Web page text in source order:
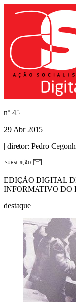
nº 45
29 Abr 2015
| diretor: Pedro
EDIÇÃO DIGITAL
INFORMATIVO DO
destaque